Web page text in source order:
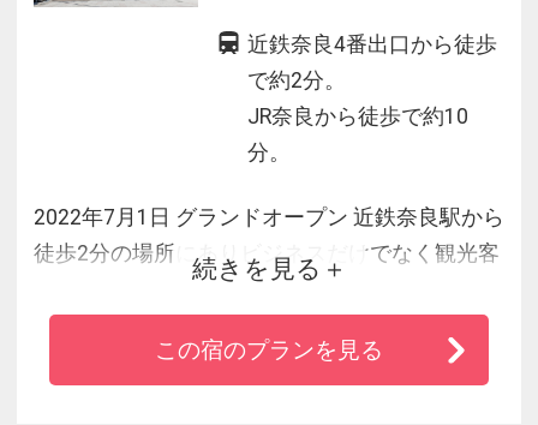
近鉄奈良4番出口から徒歩
で約2分。
JR奈良から徒歩で約10
分。
2022年7月1日 グランドオープン 近鉄奈良駅から
徒歩2分の場所にありビジネスだけでなく観光客
も東大寺や興福寺に行きやすい立地になってい
ます。奈良の伝統色をインテリアに取り入れた
ホテルライクをお楽しみいただけます。ツイン
続きを見る
この宿のプランを見る